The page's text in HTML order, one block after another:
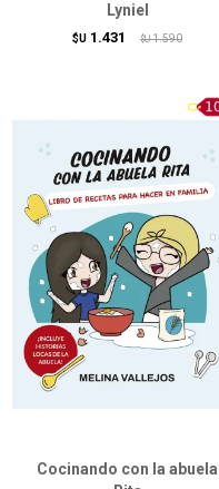
Lyniel
$U 1.431 $U 1.590
Cocinando con la abuela